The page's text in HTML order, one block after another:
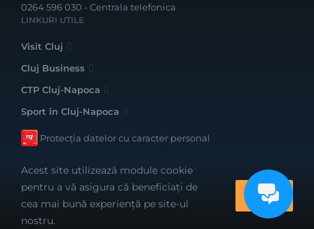
0264 596 030 - Centrala telefonica
LINKURI UTILE
Visit Cluj
Cluj Business
CTP Cluj-Napoca
Sport în Cluj-Napoca
Protecția datelor cu caracter personal
Realizat cu bune intenții de către
Acest site utilizează module cookie
pentru a vă asigura că beneficiați de
cea mai bună experiență pe site-ul
nostru.
OK